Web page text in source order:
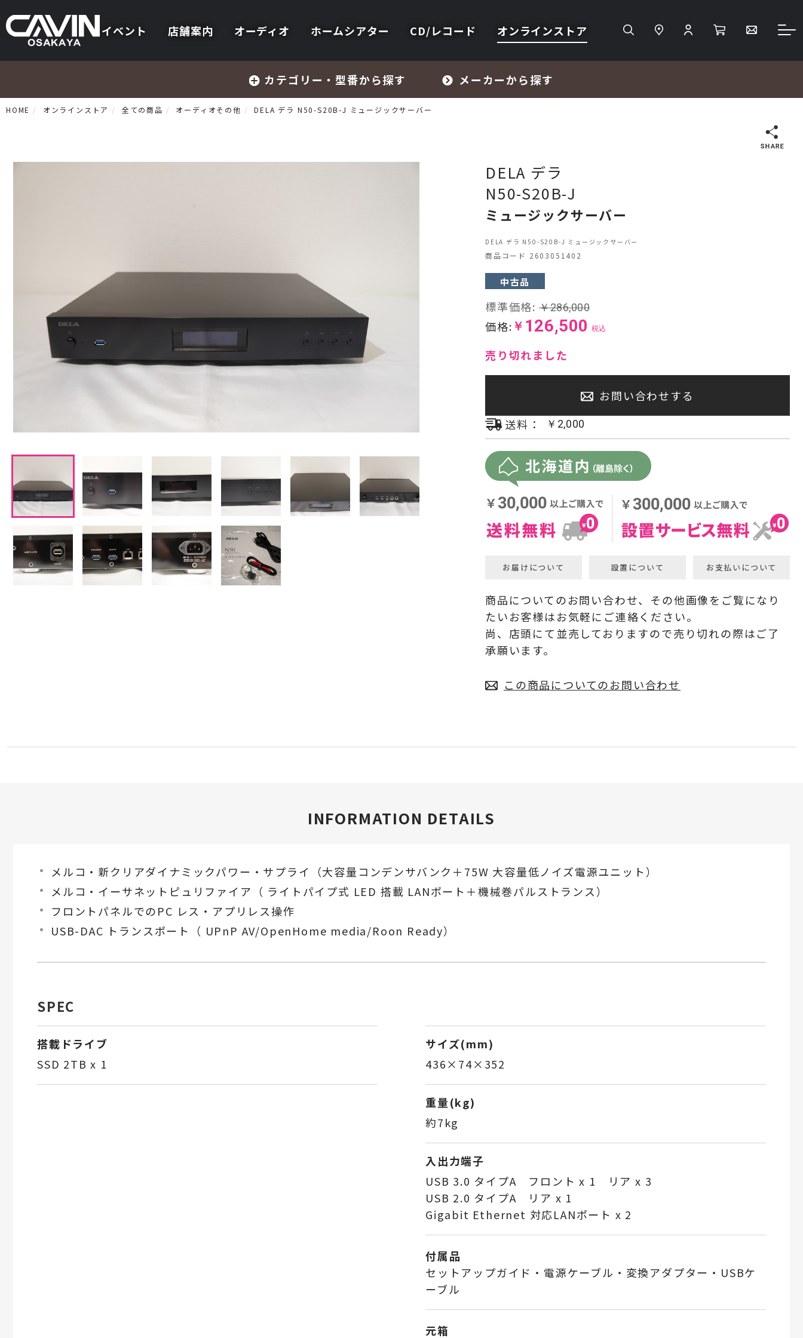
イベント 店舗案内 オーディオ ホームシアター CD/レコード オンラインストア
カテゴリー・型番から探す メーカーから探す
CDプレーヤー・レシーバー
ネットワークプレーヤー・D/Aコンバーター
レコードプレーヤー
ヘッドフォン・イヤホン
オーディオその他
ＴＶ・レコーダー・プレーヤー
HOME オンラインストア 全ての商品 オーディオその他 DELA デラ N50-S20B-J ミュージックサーバー
DELA デラ
N50-S20B-J
ミュージックサーバー
DELA デラ N50-S20B-J ミュージックサーバー
商品コード 2603051402
中古品
標準価格: ￥286,000
価格: ￥ 126,500 税込
売り切れました
お問い合わせする
送料：
￥ 2,000
お届けについて 設置について お支払いについて
商品についてのお問い合わせ、その他画像をご覧になり
たいお客様はお気軽にご連絡ください。
尚、店頭にて並売しておりますので売り切れの際はご了
承願います。
この商品についてのお問い合わせ
INFORMATION DETAILS
メルコ・新クリアダイナミックパワー・サプライ（大容量コンデンサバンク＋75W 大容量低ノイズ電源ユニット）
メルコ・イーサネットピュリファイア（ ライトパイプ式 LED 搭載 LANポート＋機械巻パルストランス）
フロントパネルでのPC レス・アプリレス操作
USB-DAC トランスポート（ UPnP AV/OpenHome media/Roon Ready）
SPEC
搭載ドライブ
SSD 2TB x 1
サイズ(mm)
436×74×352
重量(kg)
約7kg
入出力端子
USB 3.0 タイプA フロント x 1 リア x 3
USB 2.0 タイプA リア x 1
Gigabit Ethernet 対応LANポート x 2
付属品
セットアップガイド・電源ケーブル・変換アダプター・USBケ
ーブル
元箱